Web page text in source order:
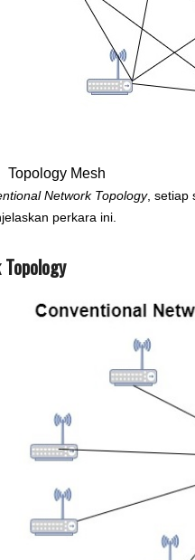
Topology Mesh
Network Topology, setiap
perkara ini.